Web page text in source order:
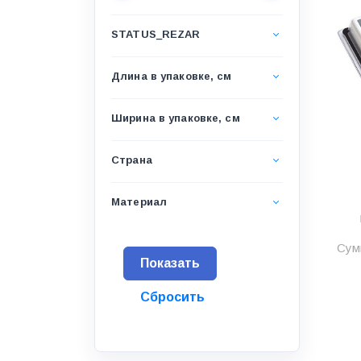
Гидроизоляция
комплектующие
ДПК
Дренажные системы
Изоляция
Инженерная сантехника
STATUS_REZAR
Длина в упаковке, см
Ширина в упаковке, см
Страна
Материал